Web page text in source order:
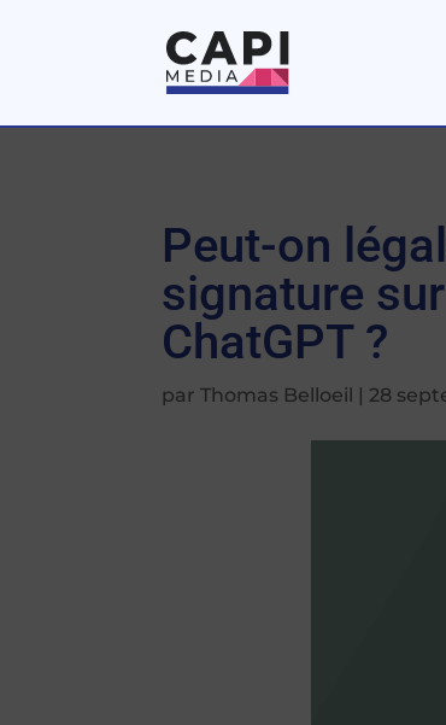
Peut-on
signature
ChatGPT ?
parThomas Belloeil | 28